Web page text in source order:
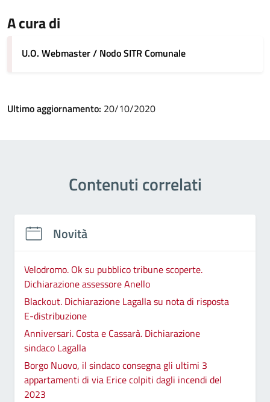
A cura di
U.O. Webmaster / Nodo SITR Comunale
Ultimo aggiornamento: 20/10/2020
Contenuti correlati
Novità
Velodromo. Ok su pubblico tribune scoperte.
Dichiarazione assessore Anello
Blackout. Dichiarazione Lagalla su nota di risposta
E-distribuzione
Anniversari. Costa e Cassarà. Dichiarazione
sindaco Lagalla
Borgo Nuovo, il sindaco consegna gli ultimi 3
appartamenti di via Erice colpiti dagli incendi del
2023